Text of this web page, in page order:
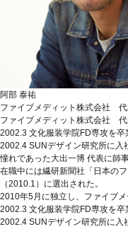
阿部 泰祐
ファイブメディット株式会社
ファイブメディット株式会社
2002.3 文化服装学院FD専攻を卒
2002.4 SUNデザイン研究所に入
憧れであった大出一博 代表に師
在職中には繊研新聞社「日本の
（2010.1）に選出された。
2010年5月に独立し、ファイブメ
2002.3 文化服装学院FD専攻を卒
2002.4 SUNデザイン研究所に入